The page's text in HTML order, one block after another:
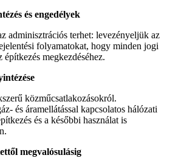
és engedélyek
adminisztrációs terhet: levezényeljük az
folyamatokat, hogy minden jogi
megkezdéséhez.
közműcsatlakozásokról.
és áramellátással kapcsolatos hálózati
és a későbbi használat is
megvalósulásig